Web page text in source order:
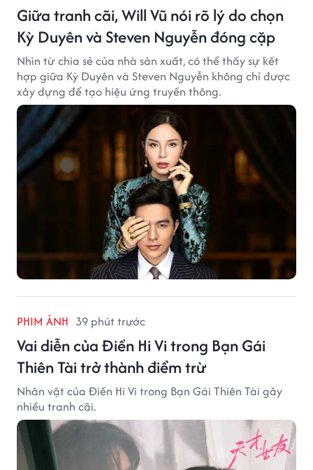
Giữa tranh cãi, Will Vũ nói rõ lý do chọn
Kỳ Duyên và Steven Nguyễn đóng cặp
Nhìn từ chia sẻ của nhà sản xuất, có thể thấy sự kết
hợp giữa Kỳ Duyên và Steven Nguyễn không chỉ được
xây dựng để tạo hiệu ứng truyền thông.
PHIM ẢNH 39 phút trước
Vai diễn của Điền Hi Vi trong Bạn Gái
Thiên Tài trở thành điểm trừ
Nhân vật của Điền Hi Vi trong Bạn Gái Thiên Tài gây
nhiều tranh cãi.